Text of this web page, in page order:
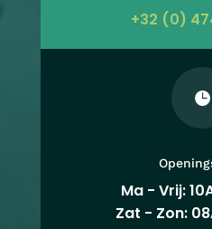
+32 (0)

Ma - Vrij:
Zat - Zon: